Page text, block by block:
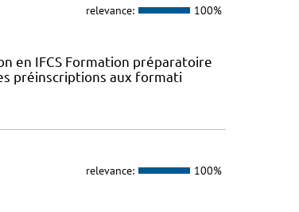
relevance: 100%
en IFCS Formation préparatoire
préinscriptions aux formati
relevance: 100%